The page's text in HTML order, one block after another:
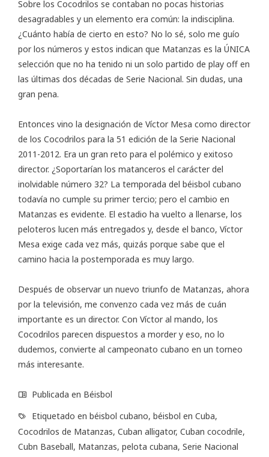
Sobre los Cocodrilos se contaban no pocas historias
desagradables y un elemento era común: la indisciplina.
¿Cuánto había de cierto en esto? No lo sé, solo me guío
por los números y estos indican que Matanzas es la ÚNICA
selección que no ha tenido ni un solo partido de play off en
las últimas dos décadas de Serie Nacional. Sin dudas, una
gran pena.
Entonces vino la designación de Víctor Mesa como director
de los Cocodrilos para la 51 edición de la Serie Nacional
2011-2012. Era un gran reto para el polémico y exitoso
director. ¿Soportarían los matanceros el carácter del
inolvidable número 32? La temporada del béisbol cubano
todavía no cumple su primer tercio; pero el cambio en
Matanzas es evidente. El estadio ha vuelto a llenarse, los
peloteros lucen más entregados y, desde el banco, Víctor
Mesa exige cada vez más, quizás porque sabe que el
camino hacia la postemporada es muy largo.
Después de observar un nuevo triunfo de Matanzas, ahora
por la televisión, me convenzo cada vez más de cuán
importante es un director. Con Víctor al mando, los
Cocodrilos parecen dispuestos a morder y eso, no lo
dudemos, convierte al campeonato cubano en un torneo
más interesante.
Publicada en Béisbol
Etiquetado en béisbol cubano, béisbol en Cuba,
Cocodrilos de Matanzas, Cuban alligator, Cuban cocodrile,
Cubn Baseball, Matanzas, pelota cubana, Serie Nacional